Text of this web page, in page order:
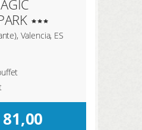
Valencia, ES
81,00